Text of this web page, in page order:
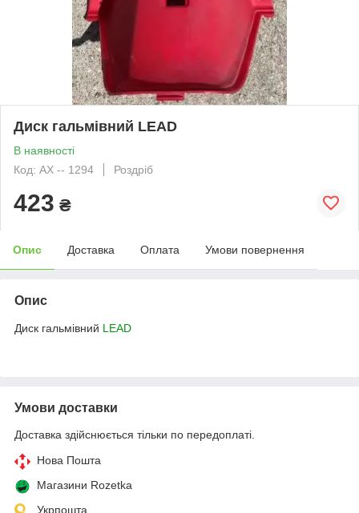
Диск гальмівний LEAD
В наявності
Код: АХ -- 1294
Роздріб
423 ₴
Опис Доставка Оплата Умови повернення
Опис
Диск гальмівний LEAD
Умови доставки
Доставка здійснюється тільки по передоплаті.
Нова Пошта
Магазини Rozetka
Укрпошта